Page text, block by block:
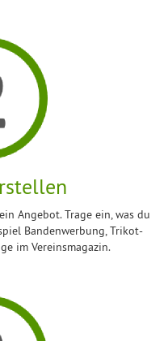
Angebot. Trage ein, was du
Bandenwerbung, Trikot-
im Vereinsmagazin.